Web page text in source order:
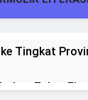
Tingkat
Zakat